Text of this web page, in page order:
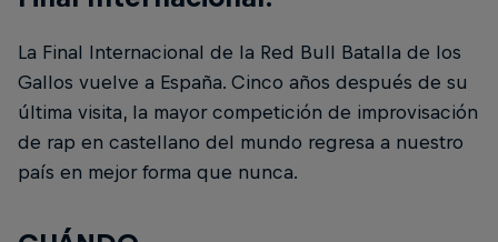
La Final Internacional de la Red Bull Batalla de los
Gallos vuelve a España. Cinco años después de su
última visita, la mayor competición de improvisación
de rap en castellano del mundo regresa a nuestro
país en mejor forma que nunca.